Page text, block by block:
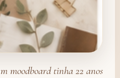
moodboard tinha 22 anos